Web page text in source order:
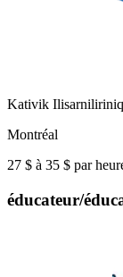
Kativik
Montréal
27 $ à 35 $ par
éducateur/